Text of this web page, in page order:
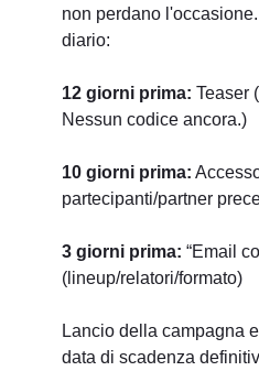
non perdano
diario:
12 giorni prima: Teaser
Nessun codice ancora.)
10 giorni prima:
partecipanti/partner
3 giorni prima: “Email
(lineup/relatori/formato)
Lancio della campagna
data di scadenza